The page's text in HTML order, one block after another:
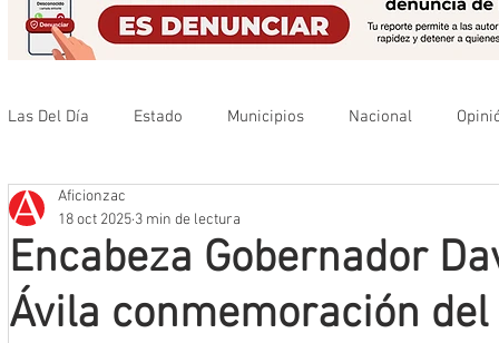
Las Del Día Estado Municipios Nacional
Que no se olvide
Mineros LNBP
Encabeza Gobernador
Ávila conmemoración
Aficionzac
18 oct 2025 3 min de lectura